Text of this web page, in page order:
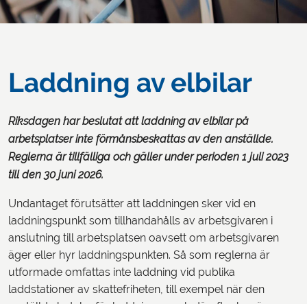
Laddning av elbilar
Riksdagen har beslutat att laddning av elbilar på
arbetsplatser inte förmånsbeskattas av den anställde.
Reglerna är tillfälliga och gäller under perioden 1 juli 2023
till den 30 juni 2026.
Undantaget förutsätter att laddningen sker vid en
laddningspunkt som tillhandahålls av arbetsgivaren i
anslutning till arbetsplatsen oavsett om arbetsgivaren
äger eller hyr laddningspunkten. Så som reglerna är
utformade omfattas inte laddning vid publika
laddstationer av skattefriheten, till exempel när den